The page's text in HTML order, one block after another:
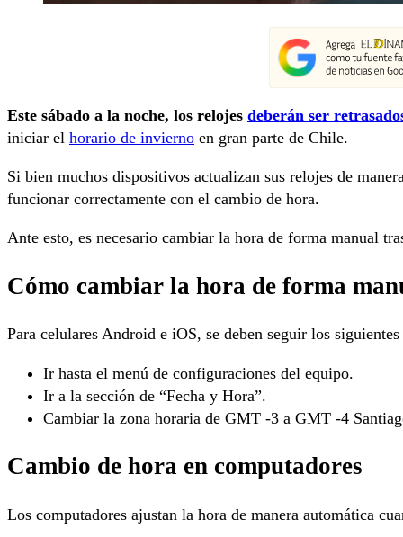
Este sábado a la noche, los relojes deberán ser
iniciar el horario de invierno en gran parte de Chile.
Si bien muchos dispositivos actualizan sus relojes de
funcionar correctamente con el cambio de hora.
Ante esto, es necesario cambiar la hora de forma manual
Cómo cambiar la hora de forma
Para celulares Android e iOS, se deben seguir los siguientes
Ir hasta el menú de configuraciones del equipo.
Ir a la sección de “Fecha y Hora”.
Cambiar la zona horaria de GMT -3 a GMT -4
Cambio de hora en computadores
Los computadores ajustan la hora de manera automática